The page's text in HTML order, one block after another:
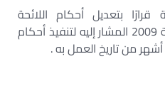
بتعديل أحكام اللائحة
التنفيذية للقانون رقم 71 لسنة 2009 المشار إليه لتنفيذ أحكام
من تاريخ العمل به .